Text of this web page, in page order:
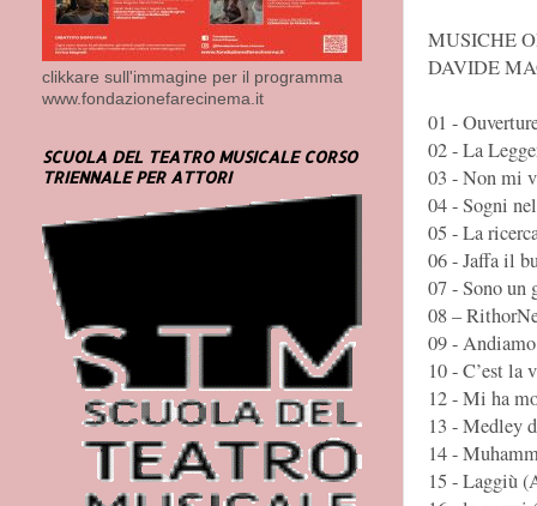
MUSICHE
DAVIDE
01 -
02 - La
03 - Non mi
04 - Sogni
05 - La
06 - Jaffa il
07 - Sono un
08 –
09 -
10 - C’est la
12 - Mi ha
13 - Medley
14 -
15 - Laggiù
clikkare sull'immagine per il programma
www.fondazionefarecinema.it
SCUOLA DEL TEATRO MUSICALE CORSO
TRIENNALE PER ATTORI